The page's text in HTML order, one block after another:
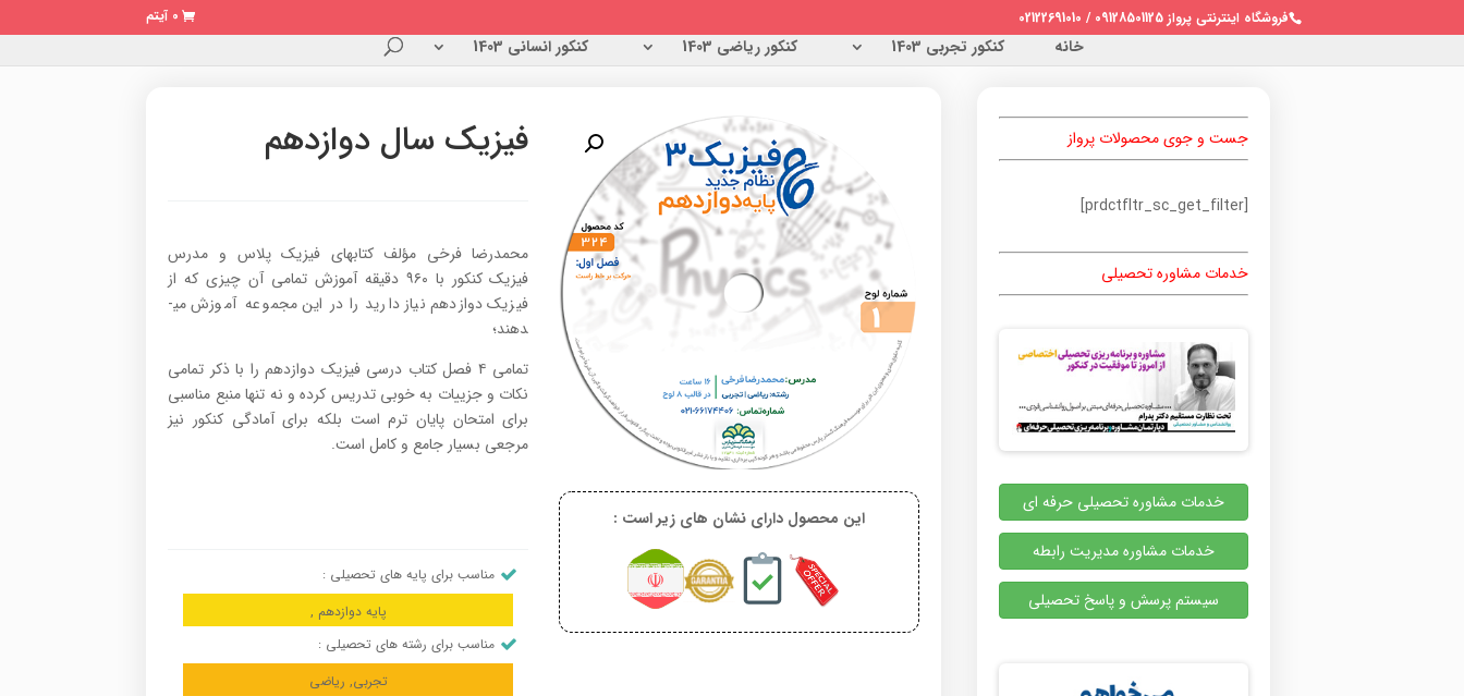
فروشگاه اینترنتی پرواز 09128501125 / 02122691010 0 آیتم
خانه کنکور تجربی 1403 کنکور ریاضی 1403 کنکور انسانی 1403
این محصول دارای نشان های زیر است :
فیزیک سال دوازدهم
محمدرضا فرخی مؤلف کتاب­های فیزیک پلاس و مدرس
فیزیک کنکور با ۹۶۰ دقیقه آموزش تمامی آن چیزی که از
فیزیک دوازدهم نیاز دارید را در این مجموعه آموزش می­
دهند؛
تمامی ۴ فصل کتاب درسی فیزیک دوازدهم را با ذکر تمامی
نکات و جزییات به خوبی تدریس کرده و نه تنها منبع مناسبی
برای امتحان پایان ترم است بلکه برای آمادگی کنکور نیز
مرجعی بسیار جامع و کامل است.
مناسب برای پایه های تحصیلی :
پایه دوازدهم ,
مناسب برای رشته های تحصیلی :
تجربی, ریاضی
جست و جوی محصولات پرواز
[prdctfltr_sc_get_filter]
خدمات مشاوره تحصیلی
خدمات مشاوره تحصیلی حرفه ای
خدمات مشاوره مدیریت رابطه
سیستم پرسش و پاسخ تحصیلی